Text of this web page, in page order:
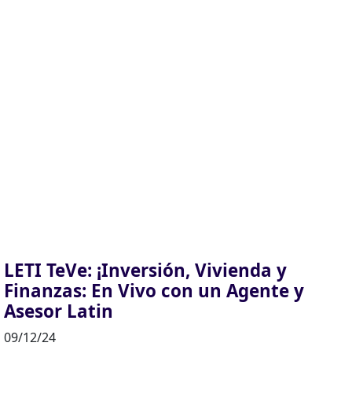
LETI TeVe: ¡Inversión, Vivienda y
Finanzas: En Vivo con un Agente y
Asesor Latin
09/12/24